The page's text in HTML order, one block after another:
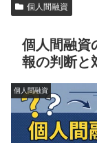
個人間融資
個人間融資
報の判断と
個人間融資